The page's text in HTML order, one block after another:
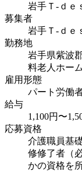
岩手Ｔ‐ｄｅ
募集者
岩手Ｔ‐ｄｅ
勤務地
岩手県紫波
料老人ホー
雇用形態
パート労働
給与
1,100円〜
応募資格
介護職員基
修修了者（
かの資格を